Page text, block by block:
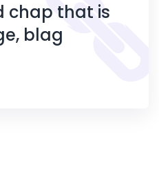
chap that is
blag